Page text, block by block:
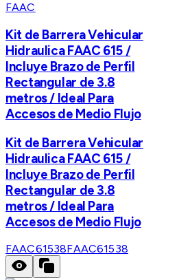
FAAC
Kit de Barrera Vehicular
Hidraulica FAAC 615 /
Incluye Brazo de Perfil
Rectangular de 3.8
metros / Ideal Para
Accesos de Medio Flujo
Kit de Barrera Vehicular
Hidraulica FAAC 615 /
Incluye Brazo de Perfil
Rectangular de 3.8
metros / Ideal Para
Accesos de Medio Flujo
FAAC61538FAAC61538